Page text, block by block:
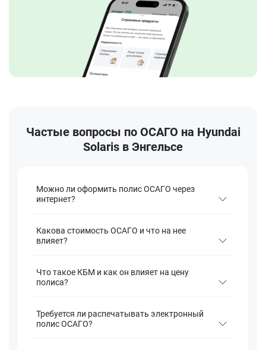
Частые вопросы по ОСАГО на Hyundai
Solaris в Энгельсе
Можно ли оформить полис ОСАГО через
интернет?
Какова стоимость ОСАГО и что на нее
влияет?
Что такое КБМ и как он влияет на цену
полиса?
Требуется ли распечатывать электронный
полис ОСАГО?